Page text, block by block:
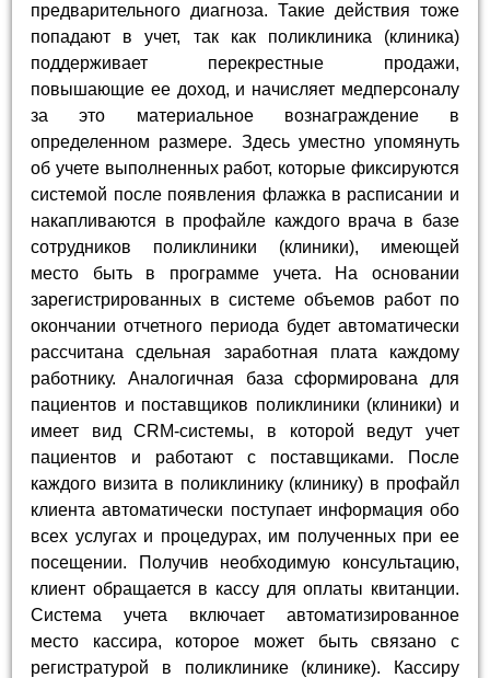
предварительного диагноза. Такие действия тоже
попадают в учет, так как поликлиника (клиника)
поддерживает перекрестные продажи,
повышающие ее доход, и начисляет медперсоналу
за это материальное вознаграждение в
определенном размере. Здесь уместно упомянуть
об учете выполненных работ, которые фиксируются
системой после появления флажка в расписании и
накапливаются в профайле каждого врача в базе
сотрудников поликлиники (клиники), имеющей
место быть в программе учета. На основании
зарегистрированных в системе объемов работ по
окончании отчетного периода будет автоматически
рассчитана сдельная заработная плата каждому
работнику. Аналогичная база сформирована для
пациентов и поставщиков поликлиники (клиники) и
имеет вид CRM-системы, в которой ведут учет
пациентов и работают с поставщиками. После
каждого визита в поликлинику (клинику) в профайл
клиента автоматически поступает информация обо
всех услугах и процедурах, им полученных при ее
посещении. Получив необходимую консультацию,
клиент обращается в кассу для оплаты квитанции.
Система учета включает автоматизированное
место кассира, которое может быть связано с
регистратурой в поликлинике (клинике). Кассиру